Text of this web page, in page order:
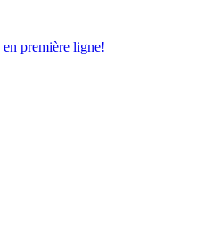
première ligne!